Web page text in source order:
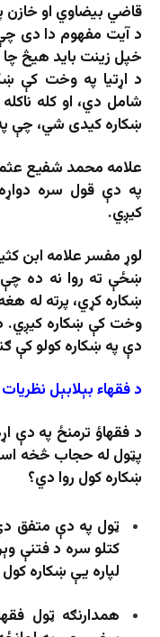
قاضي بیضاوي او
د آیت مفهوم دا دی
خپل زینت باید هیڅ
د اړتیا په وخت کې
شامل دي، او کله
ښکاره کیدی شي، چې
علامه محمد شفیع
په دې قول سره
کیږي.
لوړ مفسر علامه ابن
ښځې ته روا نه ده چې
ښکاره کړي، پرته له
وخت کې ښکاره کیږي.
دې په ښکاره کولو کې
د فقهاء بېلابېل نظریات
د فقهاؤ ترمنځ په دې
پټول له حجاب څخه
ښکاره کول روا دي؟
ټول په دې متفق
کتلو سره د فتنې
لپاره یې ښکاره
همدارنګه ټول